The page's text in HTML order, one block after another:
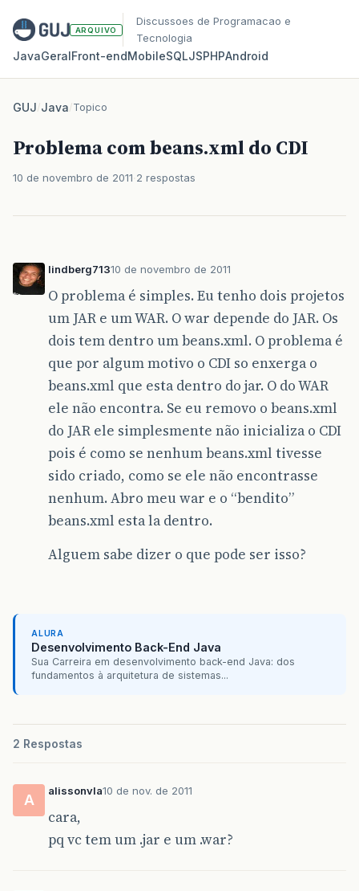
ARQUIVO
Discussoes de Programacao e
Tecnologia
JavaGeralFront‑endMobileSQLJSPHPAndroid
GUJ/Java/Topico
Problema com beans.xml do CDI
10 de novembro de 2011 2 respostas
lindberg71310 de novembro de 2011
O problema é simples. Eu tenho dois projetos
um JAR e um WAR. O war depende do JAR. Os
dois tem dentro um beans.xml. O problema é
que por algum motivo o CDI so enxerga o
beans.xml que esta dentro do jar. O do WAR
ele não encontra. Se eu removo o beans.xml
do JAR ele simplesmente não inicializa o CDI
pois é como se nenhum beans.xml tivesse
sido criado, como se ele não encontrasse
nenhum. Abro meu war e o “bendito”
beans.xml esta la dentro.
Alguem sabe dizer o que pode ser isso?
ALURA
Desenvolvimento Back-End Java
Sua Carreira em desenvolvimento back-end Java: dos
fundamentos à arquitetura de sistemas...
2 Respostas
A
alissonvla10 de nov. de 2011
cara,
pq vc tem um .jar e um .war?